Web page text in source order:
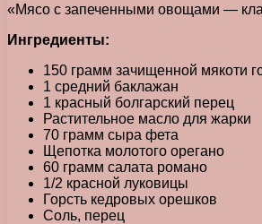
«Мясо с запеченными овощами —
Ингредиенты:
150 грамм зачищенной мякоти
1 средний баклажан
1 красный болгарский перец
Растительное масло для жарки
70 грамм сыра фета
Щепотка молотого орегано
60 грамм салата романо
1/2 красной луковицы
Горсть кедровых орешков
Соль, перец